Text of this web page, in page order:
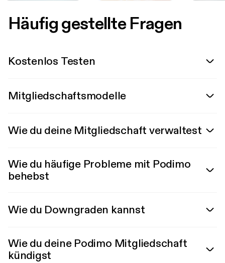
Häufig gestellte Fragen
Kostenlos Testen
Mitgliedschaftsmodelle
Wie du deine Mitgliedschaft verwaltest
Wie du häufige Probleme mit Podimo
behebst
Wie du Downgraden kannst
Wie du deine Podimo Mitgliedschaft
kündigst